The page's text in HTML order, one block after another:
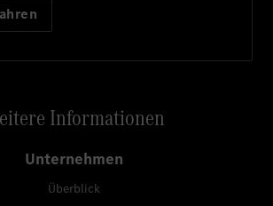
Informationen
Unternehmen
Überblick